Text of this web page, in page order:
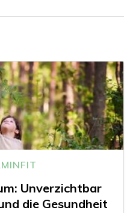
Unverzichtbar
die Gesundheit